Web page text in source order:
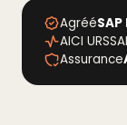
Agréé
AICI
Assurance